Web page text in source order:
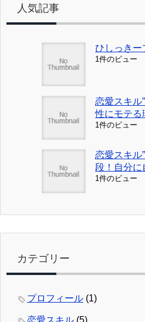
人気記事
ひしっきー
1件のビュー
恋愛スキル
性にモテる
1件のビュー
恋愛スキル
段！自分に
1件のビュー
カテゴリー
プロフィール (1)